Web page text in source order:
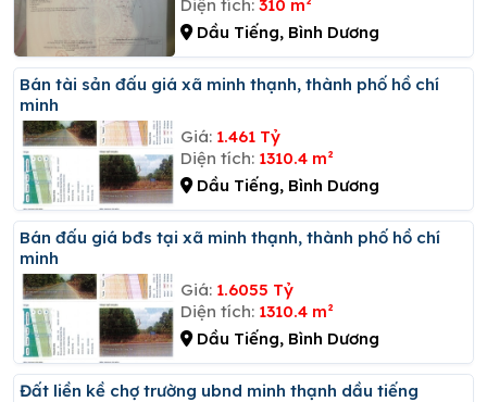
Diện tích: 310 m²
Dầu Tiếng, Bình Dương
Bán tài sản đấu giá xã minh thạnh, thành phố hồ chí
minh
Giá: 1.461 Tỷ
Diện tích: 1310.4 m²
Dầu Tiếng, Bình Dương
Bán đấu giá bđs tại xã minh thạnh, thành phố hồ chí
minh
Giá: 1.6055 Tỷ
Diện tích: 1310.4 m²
Dầu Tiếng, Bình Dương
đất liền kề chợ trường ubnd minh thạnh dầu tiếng